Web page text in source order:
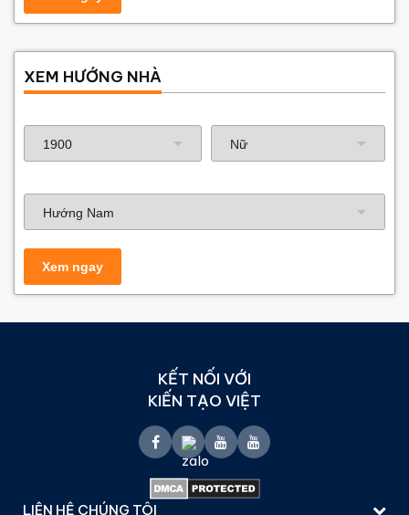
XEM HƯỚNG NHÀ
KẾT NỐI VỚI
KIẾN TẠO VIỆT
LIÊN HỆ CHÚNG TÔI